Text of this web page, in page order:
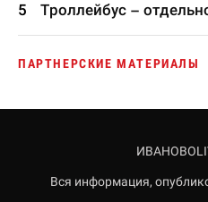
Троллейбус –
ПАРТНЕРСКИЕ МАТЕРИАЛЫ
Вся информация,